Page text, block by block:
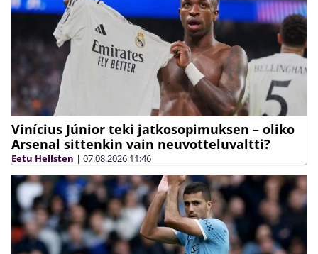
Vinícius Júnior teki jatkosopimuksen – oliko
Arsenal sittenkin vain neuvotteluvaltti?
Eetu Hellsten | 07.08.2026 11:46